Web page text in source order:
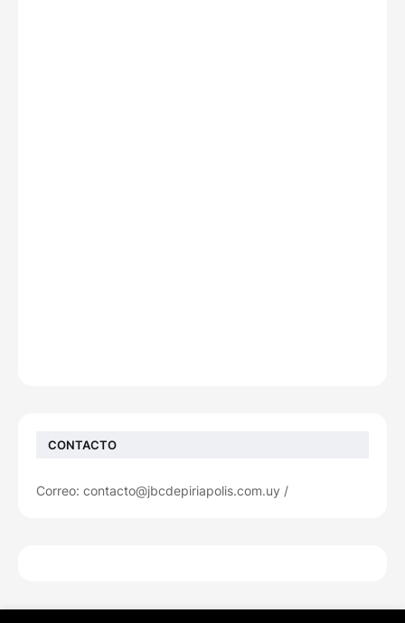
CONTACTO
Correo: contacto@jbcdepiriapolis.com.uy /